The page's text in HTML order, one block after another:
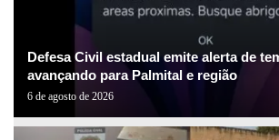
Defesa Civil estadual emite alerta de
avançando para Palmital e região
6 de agosto de 2026